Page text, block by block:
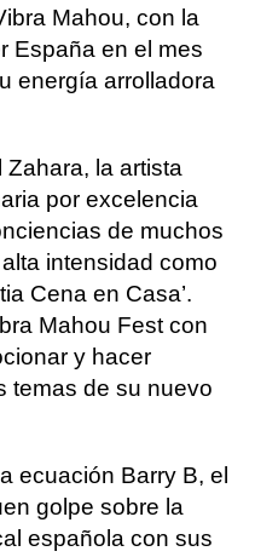
Mahou, con la
España en el mes
energía arrolladora
la artista
por excelencia
de muchos
intensidad como
Cena en Casa’.
Mahou Fest con
y hacer
temas de su nuevo
ecuación Barry B, el
golpe sobre la
española con sus